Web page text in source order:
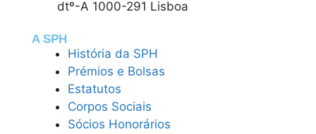
dtº-A 1000-291 Lisboa
A SPH
História da SPH
Prémios e Bolsas
Estatutos
Corpos Sociais
Sócios Honorários